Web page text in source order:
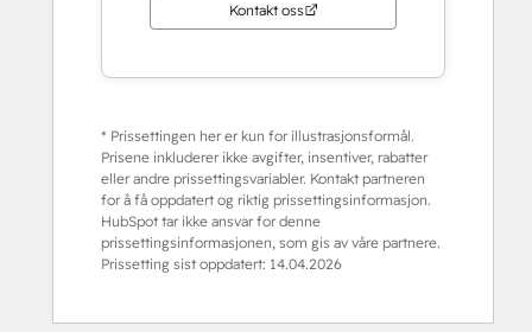
Kontakt oss
* Prissettingen her er kun for illustrasjonsformål.
Prisene inkluderer ikke avgifter, insentiver, rabatter
eller andre prissettingsvariabler. Kontakt partneren
for å få oppdatert og riktig prissettingsinformasjon.
HubSpot tar ikke ansvar for denne
prissettingsinformasjonen, som gis av våre partnere.
Prissetting sist oppdatert: 14.04.2026